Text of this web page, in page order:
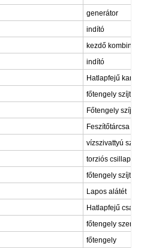
generátor
indító
kezdő
indító
Hatlapfejű
főtengely
Főtengely
Feszítőtárcsa
vízszivattyú
torziós csillapító
főtengely
Lapos alátét
Hatlapfejű
főtengely
főtengely